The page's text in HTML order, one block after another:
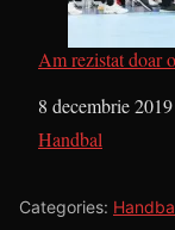
Am rezistat doar
Dată
8 decembrie 2019
În legătură cu
Handbal
Categories: